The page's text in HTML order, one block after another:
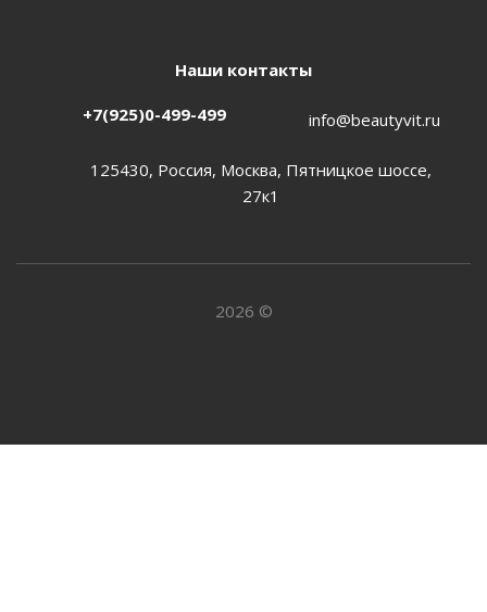
Наши контакты
+7(925)0-499-499 info@beautyvit.ru
125430, Россия, Москва, Пятницкое шоссе,
27к1
2026 ©